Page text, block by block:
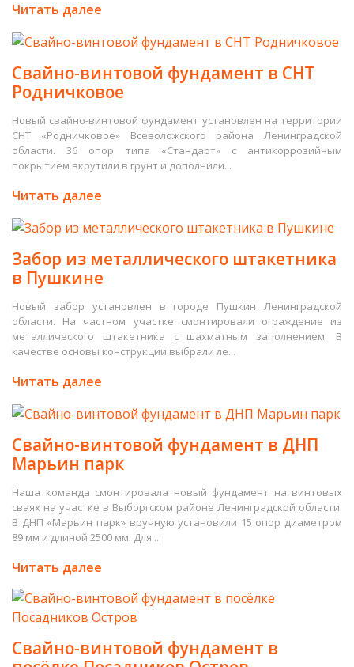
Читать далее
Свайно-винтовой фундамент в СНТ
Родничковое
Новый свайно-винтовой фундамент установлен на территории
СНТ «Родничковое» Всеволожского района Ленинградской
области. 36 опор типа «Стандарт» с антикоррозийным
покрытием вкрутили в грунт и дополнили...
Читать далее
Забор из металлического штакетника
в Пушкине
Новый забор установлен в городе Пушкин Ленинградской
области. На частном участке смонтировали ограждение из
металлического штакетника с шахматным заполнением. В
качестве основы конструкции выбрали ле...
Читать далее
Свайно-винтовой фундамент в ДНП
Марьин парк
Наша команда смонтировала новый фундамент на винтовых
сваях на участке в Выборгском районе Ленинградской области.
В ДНП «Марьин парк» вручную установили 15 опор диаметром
89 мм и длиной 2500 мм. Для ...
Читать далее
Свайно-винтовой фундамент в